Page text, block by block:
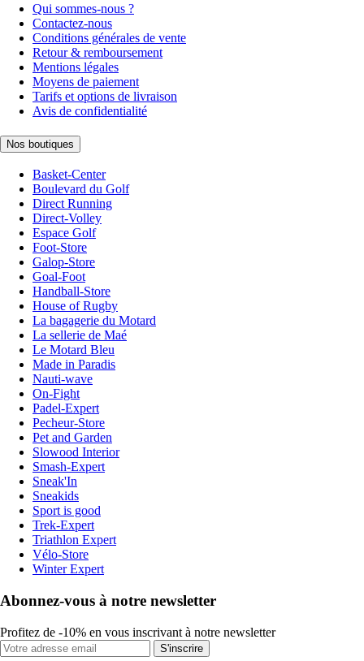
Qui sommes-nous ?
Contactez-nous
Conditions générales de vente
Retour & remboursement
Mentions légales
Moyens de paiement
Tarifs et options de livraison
Avis de confidentialité
Nos boutiques
Basket-Center
Boulevard du Golf
Direct Running
Direct-Volley
Espace Golf
Foot-Store
Galop-Store
Goal-Foot
Handball-Store
House of Rugby
La bagagerie du Motard
La sellerie de Maé
Le Motard Bleu
Made in Paradis
Nauti-wave
On-Fight
Padel-Expert
Pecheur-Store
Pet and Garden
Slowood Interior
Smash-Expert
Sneak'In
Sneakids
Sport is good
Trek-Expert
Triathlon Expert
Vélo-Store
Winter Expert
Abonnez-vous à notre newsletter
Profitez de -10% en vous inscrivant à notre newsletter
S'inscrire